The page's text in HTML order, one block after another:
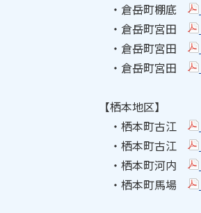
・倉岳町棚底
・倉岳町宮田
・倉岳町宮田
・倉岳町宮田
【栖本地区】
・栖本町古江
・栖本町古江
・栖本町河内
・栖本町馬場